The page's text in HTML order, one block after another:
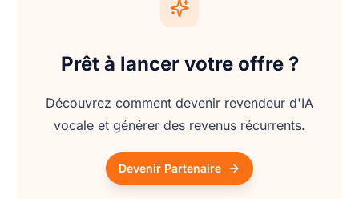
Prêt à lancer votre offre ?
Découvrez comment devenir revendeur d'IA
vocale et générer des revenus récurrents.
Devenir Partenaire